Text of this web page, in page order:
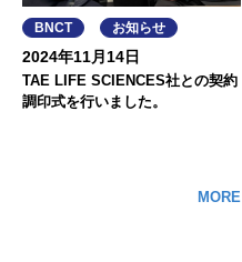
BNCT お知らせ
2024年11月14日
TAE LIFE SCIENCES社との契約
調印式を行いました。
MORE